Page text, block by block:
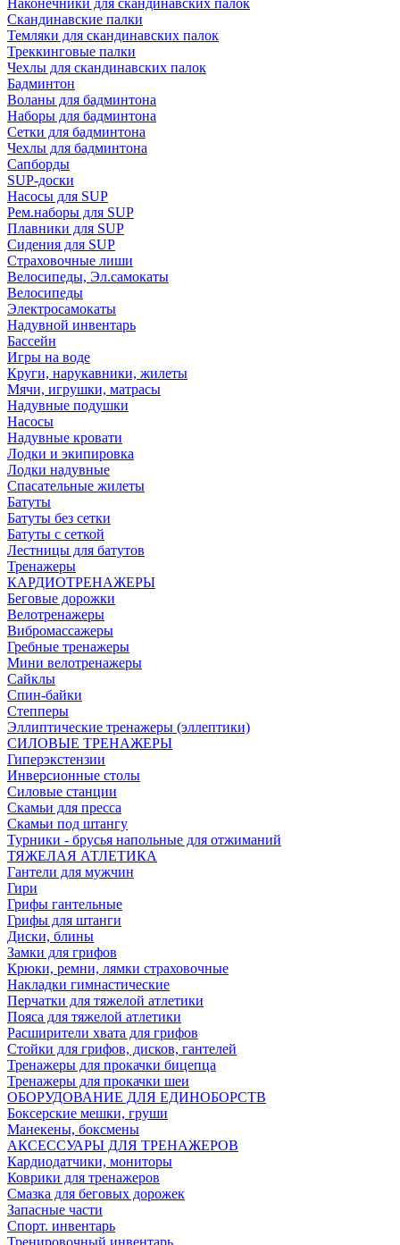
Наконечники для скандинавских палок
Скандинавские палки
Темляки для скандинавских палок
Треккинговые палки
Чехлы для скандинавских палок
Бадминтон
Воланы для бадминтона
Наборы для бадминтона
Сетки для бадминтона
Чехлы для бадминтона
Сапборды
SUP-доски
Насосы для SUP
Рем.наборы для SUP
Плавники для SUP
Сидения для SUP
Страховочные лиши
Велосипеды, Эл.самокаты
Велосипеды
Электросамокаты
Надувной инвентарь
Бассейн
Игры на воде
Круги, нарукавники, жилеты
Мячи, игрушки, матрасы
Надувные подушки
Насосы
Надувные кровати
Лодки и экипировка
Лодки надувные
Спасательные жилеты
Батуты
Батуты без сетки
Батуты с сеткой
Лестницы для батутов
Тренажеры
КАРДИОТРЕНАЖЕРЫ
Беговые дорожки
Велотренажеры
Вибромассажеры
Гребные тренажеры
Мини велотренажеры
Сайклы
Спин-байки
Степперы
Эллиптические тренажеры (эллептики)
СИЛОВЫЕ ТРЕНАЖЕРЫ
Гиперэкстензии
Инверсионные столы
Силовые станции
Скамьи для пресса
Скамьи под штангу
Турники - брусья напольные для отжиманий
ТЯЖЕЛАЯ АТЛЕТИКА
Гантели для мужчин
Гири
Грифы гантельные
Грифы для штанги
Диски, блины
Замки для грифов
Крюки, ремни, лямки страховочные
Накладки гимнастические
Перчатки для тяжелой атлетики
Пояса для тяжелой атлетики
Расширители хвата для грифов
Стойки для грифов, дисков, гантелей
Тренажеры для прокачки бицепца
Тренажеры для прокачки шеи
ОБОРУДОВАНИЕ ДЛЯ ЕДИНОБОРСТВ
Боксерские мешки, груши
Манекены, боксмены
АКСЕССУАРЫ ДЛЯ ТРЕНАЖЕРОВ
Кардиодатчики, мониторы
Коврики для тренажеров
Смазка для беговых дорожек
Запасные части
Спорт. инвентарь
Тренировочный инвентарь